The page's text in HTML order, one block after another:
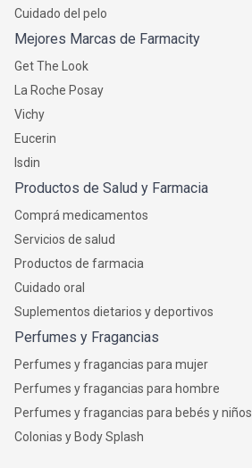
Cuidado del pelo
Mejores Marcas de Farmacity
Get The Look
La Roche Posay
Vichy
Eucerin
Isdin
Productos de Salud y Farmacia
Comprá medicamentos
Servicios de salud
Productos de farmacia
Cuidado oral
Suplementos dietarios y deportivos
Perfumes y Fragancias
Perfumes y fragancias para mujer
Perfumes y fragancias para hombre
Perfumes y fragancias para bebés y niños
Colonias y Body Splash